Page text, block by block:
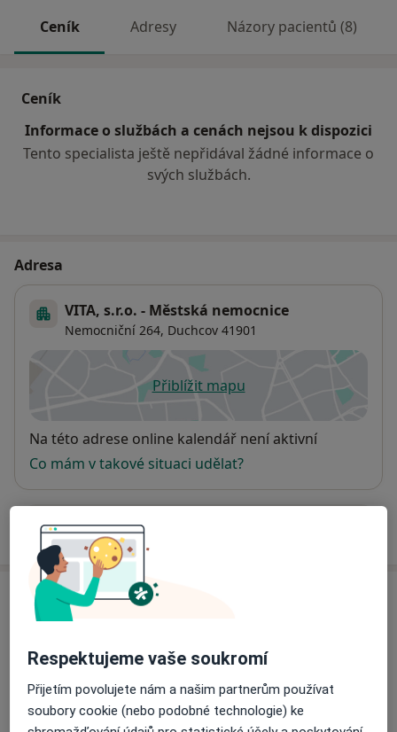
Ceník Adresy Názory pacientů (8)
Ceník
Informace o službách a cenách nejsou k dispozici
Tento specialista ještě nepřidával žádné informace o
svých službách.
Adresa
VITA, s.r.o. - Městská nemocnice
Nemocniční 264, Duchcov 41901
Přiblížit mapuse otevře v nové záložce
Dostupnost
Na této adrese online kalendář není aktivní
Co mám v takové situaci udělat?
Názory
8 názorů
Respektujeme vaše soukromí
Přijetím povolujete nám a našim partnerům používat
soubory cookie (nebo podobné technologie) ke